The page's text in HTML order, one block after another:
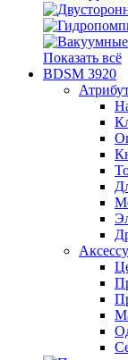
Показать всё
BDSM 3920